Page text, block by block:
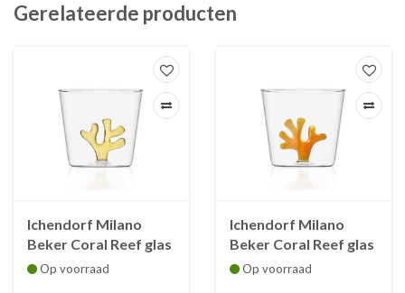
Gerelateerde producten
Ichendorf Milano
Beker Coral Reef glas
35 cl coral geel
Op voorraad
Ichendorf Milano
Beker Coral Reef glas
35 cl coral oranje
Op voorraad